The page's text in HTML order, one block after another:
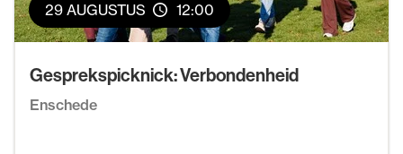
29 AUGUSTUS 12:00
Gesprekspicknick: Verbondenheid
Enschede